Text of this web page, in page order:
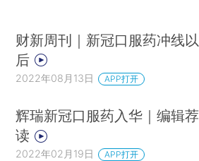
财新周刊｜新冠口服药冲线以
后
2022年08月13日 APP打开
辉瑞新冠口服药入华｜编辑荐
读
2022年02月19日 APP打开